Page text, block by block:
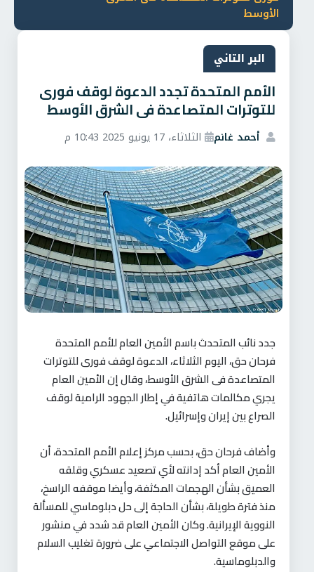
الأوسط
البر التاني
الأمم المتحدة تجدد الدعوة لوقف فورى
للتوترات المتصاعدة فى الشرق الأوسط
أحمد غانم الثلاثاء، 17 يونيو 2025 10:43 م
جدد نائب المتحدث باسم الأمين العام للأمم المتحدة
فرحان حق، اليوم الثلاثاء، الدعوة لوقف فورى للتوترات
المتصاعدة فى الشرق الأوسط، وقال إن الأمين العام
يجري مكالمات هاتفية في إطار الجهود الرامية لوقف
الصراع بين إيران وإسرائيل.
وأضاف فرحان حق، بحسب مركز إعلام الأمم المتحدة، أن
الأمين العام أكد إدانته لأي تصعيد عسكري وقلقه
العميق بشأن الهجمات المكثفة، وأيضا موقفه الراسخ،
منذ فترة طويلة، بشأن الحاجة إلى حل دبلوماسي للمسألة
النووية الإيرانية. وكان الأمين العام قد شدد في منشور
على موقع التواصل الاجتماعي على ضرورة تغليب السلام
والدبلوماسية.